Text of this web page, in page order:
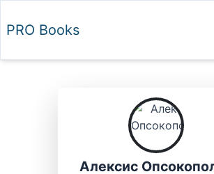
PRO Books
Алексис